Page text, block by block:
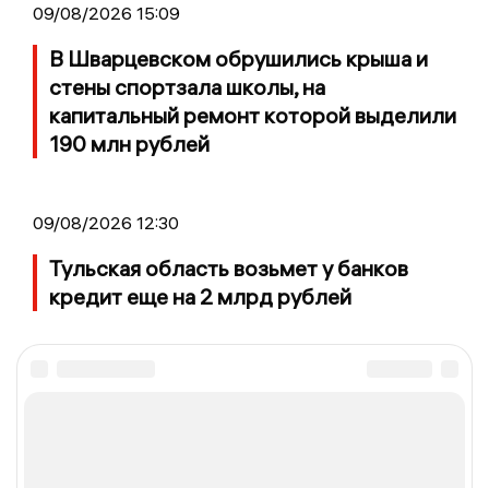
09/08/2026 15:09
В Шварцевском обрушились крыша и
стены спортзала школы, на
капитальный ремонт которой выделили
190 млн рублей
09/08/2026 12:30
Тульская область возьмет у банков
кредит еще на 2 млрд рублей